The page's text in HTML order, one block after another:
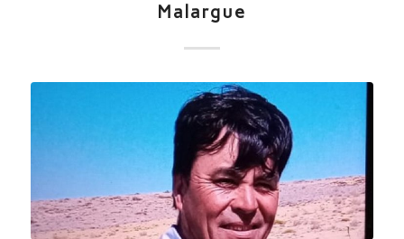
Malargue